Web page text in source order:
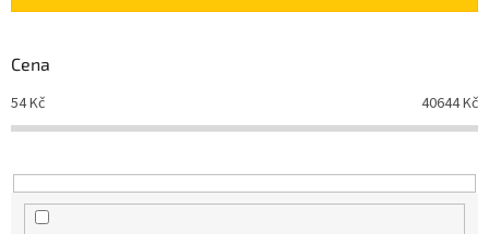
í
r
o
d
u
t
ů
Cena
54Kč 40644Kč